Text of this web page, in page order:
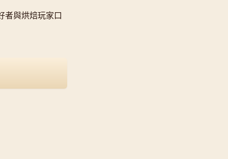
者與烘焙玩家口